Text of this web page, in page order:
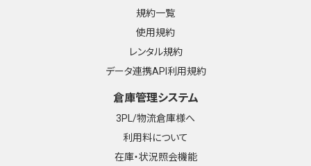
規約一覧
使用規約
レンタル規約
データ連携API利用規約
倉庫管理システム
3PL/物流倉庫様へ
利用料について
在庫・状況照会機能